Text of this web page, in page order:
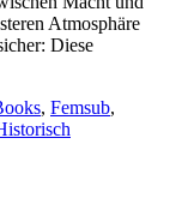
Atmosphäre
Diese
, Femsub,